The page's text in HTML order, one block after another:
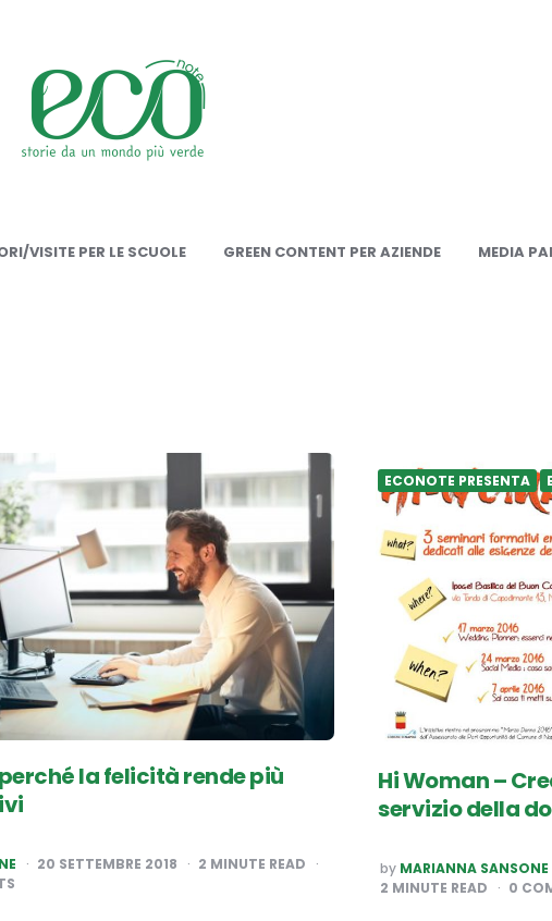
VISITE PER LE SCUOLE GREEN CONTENT PER AZIENDE
MEDIA
la felicità rende più
20 SETTEMBRE 2018 2 MINUTE READ
ECONOTE PRESENTA
Hi Woman –
servizio della
POSTED
BY
by MARIANNA SANSONE
2 MINUTE READ 0